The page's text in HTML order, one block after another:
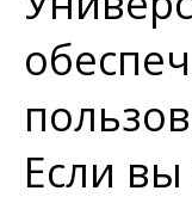
Если